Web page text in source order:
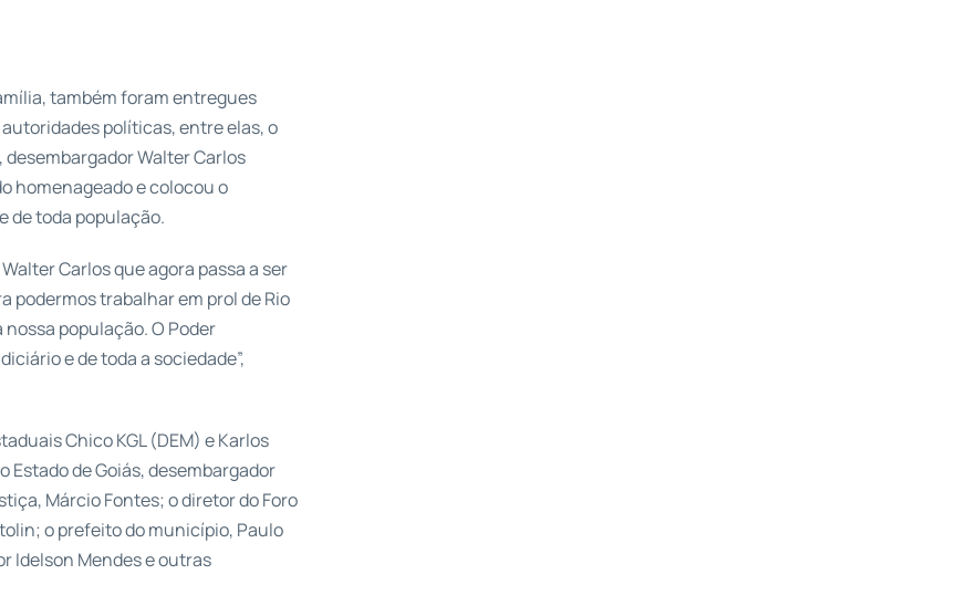
também foram entregues
políticas, entre elas, o
Walter Carlos
homenageado e colocou o
de toda população.
Carlos que agora passa a ser
podermos trabalhar em prol de Rio
população. O Poder
e de toda a sociedade”,
Chico KGL (DEM) e Karlos
Estado de Goiás, desembargador
Márcio Fontes; o diretor do Foro
o prefeito do município, Paulo
Idelson Mendes e outras